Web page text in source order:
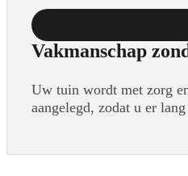
Vakmanschap
Uw tuin wordt met zorg
aangelegd, zodat u er